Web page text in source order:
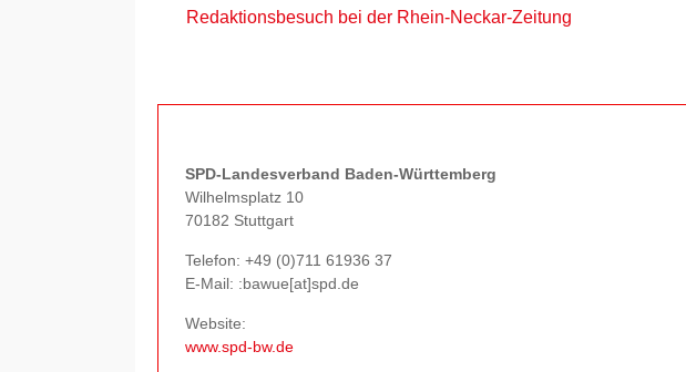
Redaktionsbesuch bei der Rhein-Neckar-Zeitung
SPD-Landesverband Baden-Württemberg
Wilhelmsplatz 10
70182 Stuttgart
Telefon: +49 (0)711 61936 37
E-Mail: :bawue[at]spd.de
Website:
www.spd-bw.de